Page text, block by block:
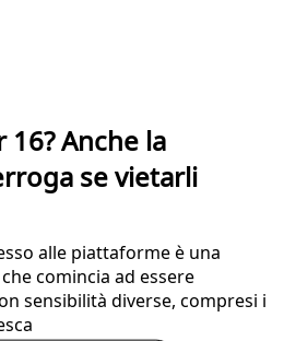
Anche la
se vietarli
alle piattaforme è una
comincia ad essere
sensibilità diverse, compresi i